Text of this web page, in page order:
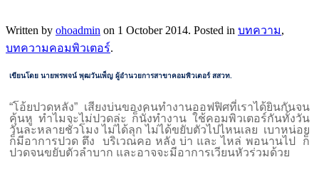
Written by ohoadmin on 1 October 2014. Posted in บทความ,
บทความคอมพิวเตอร์.
เขียนโดย นายพรพจน์ พุฒวันเพ็ญ ผู้อำนวยการสาขาคอมพิวเตอร์ สสวท.
“โอ้ยปวดหลัง” เสียงบ่นของคนทำงานออฟฟิศที่เราได้ยินกันจน
คุ้นหู ทำไมจะไม่ปวดล่ะ ก็นั่งทำงาน ใช้คอมพิวเตอร์กันทั้งวัน
วันละหลายชั่วโมง ไม่ได้ลุก ไม่ได้ขยับตัวไปไหนเลย เบาหน่อย
ก็มีอาการปวด ตึง บริเวณคอ หลัง บ่า และ ไหล่ พอนานไป ก็
ปวดจนขยับตัวลำบาก และอาจจะมีอาการเวียนหัวร่วมด้วย